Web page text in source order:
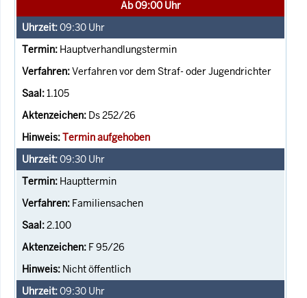
Ab 09:00 Uhr
09:30 Uhr
Hauptverhandlungstermin
Verfahren vor dem Straf- oder Jugendrichter
1.105
Ds 252/26
Termin aufgehoben
09:30 Uhr
Haupttermin
Familiensachen
2.100
F 95/26
Nicht öffentlich
09:30 Uhr